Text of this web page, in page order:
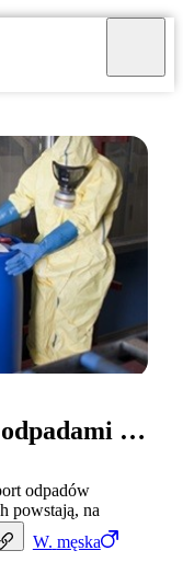
W. męska
Specjalistka gospodarki odpadami promieniotwórczymi
odpadów
powstają, na